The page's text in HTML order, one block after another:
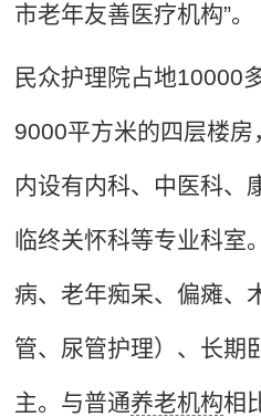
市老年友善医疗机构”。
民众护理院占地10000
9000平方米的四层楼
内设有内科、中医科、
临终关怀科等专业科室
病、老年痴呆、偏瘫、
管、尿管护理）、长期
主。与普通养老机构相